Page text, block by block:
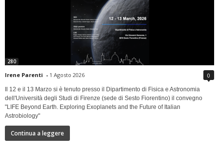
280
Irene Parenti - 1 Agosto 2026 0
Il 12 e il 13 Marzo si è tenuto presso il Dipartimento di Fisica e Astronomia
dell'Università degli Studi di Firenze (sede di Sesto Fiorentino) il convegno
"LIFE Beyond Earth. Exploring Exoplanets and the Future of Italian
Astrobiology"
Continua a leggere